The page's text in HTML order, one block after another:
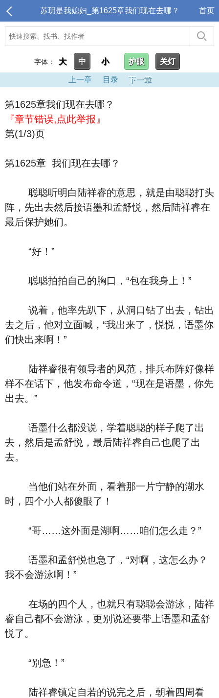
苏玥是我媳妇_第1625章我们现在去哪？ 首页
字体： 大 中 小 护眼 关灯
上一章 目录 下一章
第1625章我们现在去哪？
『章节错误,点此举报』
第(1/3)页
第1625章 我们现在去哪？
聪聪听明白陆祥睿的意思，就是由聪聪打头
阵，先出去然后接语墨和孟舒悦，然后陆祥睿在
最后保护她们。
“好！”
聪聪拍拍自己的胸口，“包在我身上！”
说着，他率先趴下，从洞口钻了出去，钻出
去之后，他对立面喊，“我出来了，悦悦，语墨你
们快出来啊！”
陆祥睿很有领导者的风范，排兵布阵好像样
样不在话下，他发布命令道，“现在是语墨，你先
出去。”
语墨什么都没说，学着聪聪的样子爬了出
去，然后是孟舒悦，最后陆祥睿自己也爬了出
去。
当他们站在外面，看着那一片宁静的湖水
时，四个小人都傻眼了！
“哥……这外面是湖啊……咱们怎么走？”
语墨和孟舒悦也急了，“对啊，这怎么办？
我不会游泳啊！”
在场的四个人，也就只有聪聪会游泳，陆祥
睿自己都不会游泳，更别说还要带上语墨和孟舒
悦了。
“别急！”
陆祥睿镇定自若的说完之后，朝着四周看